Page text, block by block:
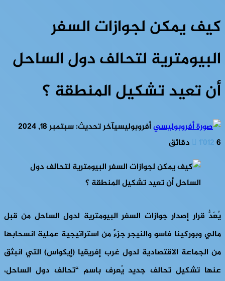
كيف يمكن لجوازات السفر
البيومترية لتحالف دول الساحل
أن تعيد تشكيل المنطقة ؟
أفروبوليسيآخر تحديث: سبتمبر 18, 2024
1٬0126 دقائق
يُعَدُّ قرار إصدار جوازات السفر البيومترية لدول الساحل من قبل
مالي وبوركينا فاسو والنيجر جزءً من استراتيجية عملية انسحابها
من الجماعة الاقتصادية لدول غرب إفريقيا (إيكواس) التي انبثق
عنها تشكيل تحالف جديد يُعرف باسم “تحالف دول الساحل،